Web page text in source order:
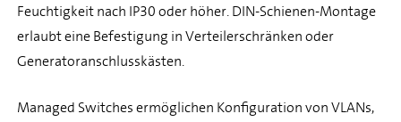
Feuchtigkeit nach IP30 oder höher. DIN-Schienen-Montage
erlaubt eine Befestigung in Verteilerschränken oder
Generatoranschlusskästen.
Managed Switches ermöglichen Konfiguration von VLANs,